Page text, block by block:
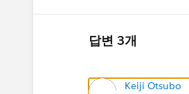
답변 3개
Keiji Otsubo